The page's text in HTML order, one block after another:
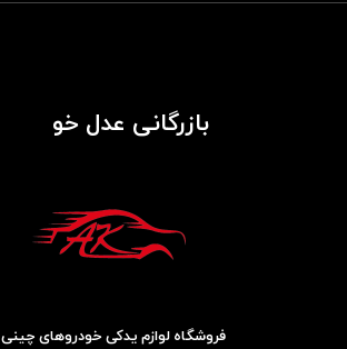
بازرگانی عدل خو
فروشگاه لوازم یدکی خودروهای چینی